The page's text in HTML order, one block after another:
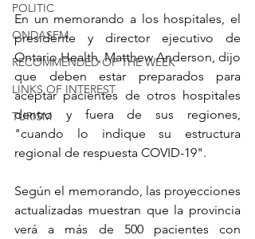
POLITIC
ONDASFM
RECOMMENDED OF THE WEEK
LINKS OF INTEREST
TURISM
En un memorando a los hospitales, el
presidente y director ejecutivo de
Ontario Health, Matthew Anderson, dijo
que deben estar preparados para
aceptar pacientes de otros hospitales
dentro y fuera de sus regiones,
"cuando lo indique su estructura
regional de respuesta COVID-19".
Según el memorando, las proyecciones
actualizadas muestran que la provincia
verá a más de 500 pacientes con